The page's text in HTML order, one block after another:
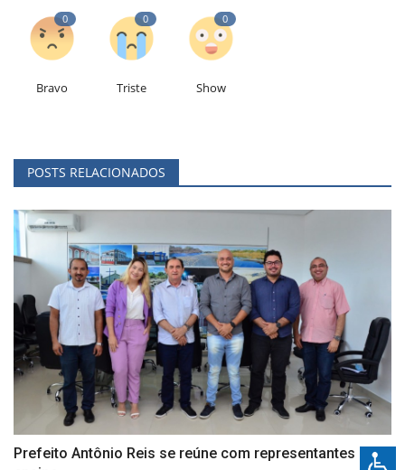
0
Bravo
0
Triste
0
Show
POSTS RELACIONADOS
Prefeito Antônio Reis se reúne com representantes de